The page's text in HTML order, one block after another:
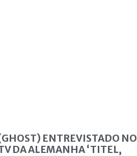
ENTREVISTADO NO
DA ALEMANHA ‘TITEL,